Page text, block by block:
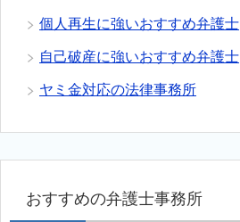
個人再生に強いおすすめ弁護士
自己破産に強いおすすめ弁護士
ヤミ金対応の法律事務所
おすすめの弁護士事務所